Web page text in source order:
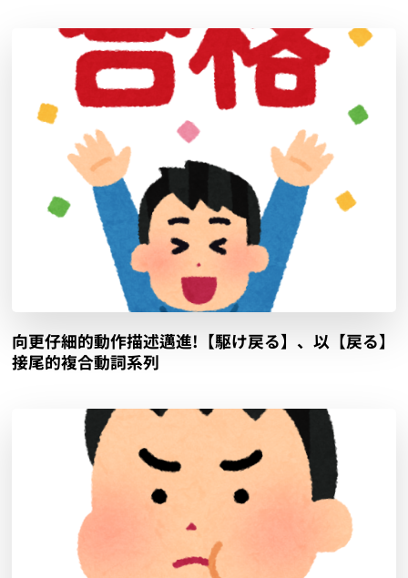
向更仔細的動作描述邁進!【駆け戻る】、以【戻る】
接尾的複合動詞系列